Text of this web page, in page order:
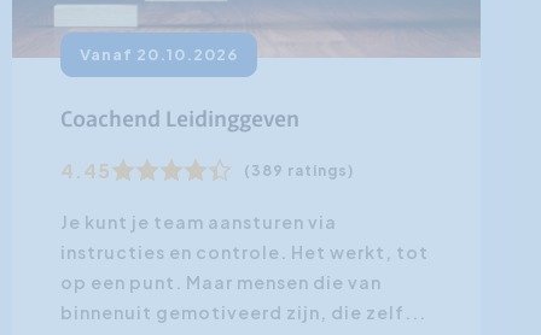
Vanaf 20.10.2026
Coachend Leidinggeven
4.45 (389 ratings)
Je kunt je team aansturen via
instructies en controle. Het werkt, tot
op een punt. Maar mensen die van
binnenuit gemotiveerd zijn, die zelf...